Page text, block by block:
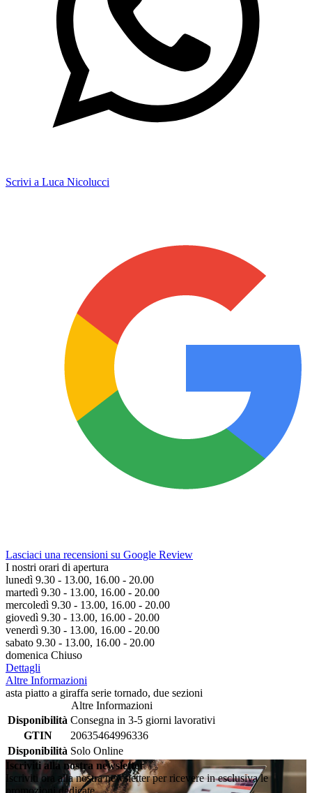
Scrivi a Luca Nicolucci
Lasciaci una recensioni su Google Review
I nostri orari di apertura
lunedì 9.30 - 13.00, 16.00 - 20.00
martedì 9.30 - 13.00, 16.00 - 20.00
mercoledì 9.30 - 13.00, 16.00 - 20.00
giovedì 9.30 - 13.00, 16.00 - 20.00
venerdì 9.30 - 13.00, 16.00 - 20.00
sabato 9.30 - 13.00, 16.00 - 20.00
domenica Chiuso
Dettagli
Altre Informazioni
asta piatto a giraffa serie tornado, due sezioni
Altre Informazioni
Disponibilità Consegna in 3-5 giorni lavorativi
GTIN
20635464996336
Disponibilità Solo Online
Iscriviti alla nostra newsletter
Iscriviti ora alla nostra newsletter per ricevere in esclusiva le